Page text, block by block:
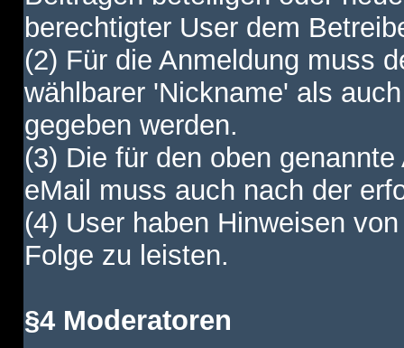
berechtigter User dem
(2) Für die Anmeldung muss
wählbarer 'Nickname' als
gegeben werden.
(3) Die für den oben
eMail muss auch nach der
(4) User haben Hinweisen
Folge zu leisten.
§4 Moderatoren